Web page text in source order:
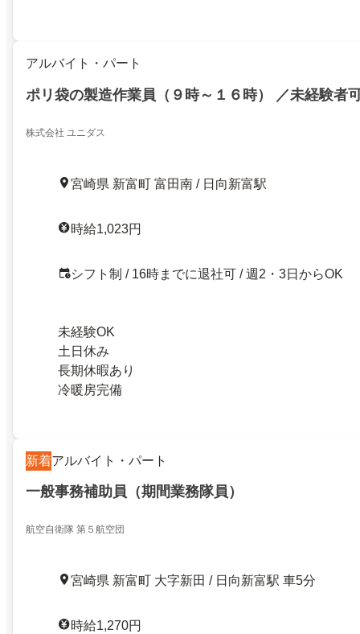
アルバイト・パート
ポリ袋の製造作業員（９時～１６時） ／未経験者
株式会社 ユニダス
宮崎県 新富町 富田南 / 日向新富駅
時給1,023円
シフト制 / 16時までに退社可 / 週2・3日からOK
未経験OK
土日休み
長期休暇あり
冷暖房完備
新着アルバイト・パート
一般事務補助員（期間業務隊員）
航空自衛隊 第５航空団
宮崎県 新富町 大字新田 / 日向新富駅 車5分
時給1,270円